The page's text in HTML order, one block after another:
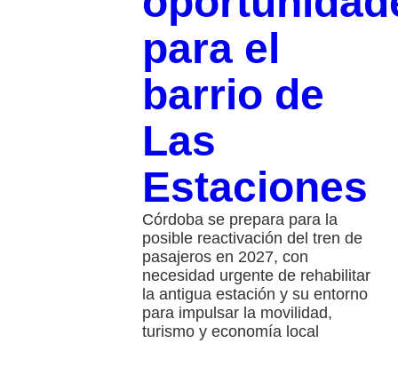
para el
barrio de
Las
Estaciones
Córdoba se prepara para la
posible reactivación del tren de
pasajeros en 2027, con
necesidad urgente de rehabilitar
la antigua estación y su entorno
para impulsar la movilidad,
turismo y economía local